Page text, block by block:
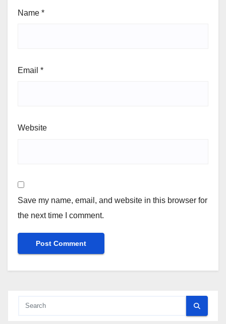
Name *
Email *
Website
Save my name, email, and website in this browser for
the next time I comment.